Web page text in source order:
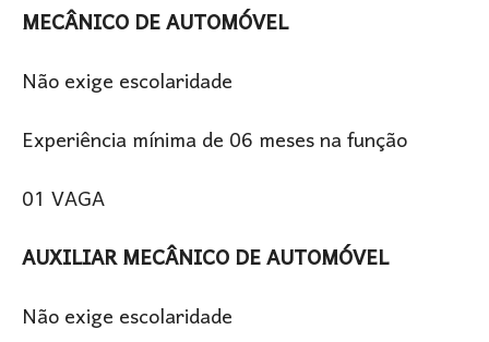
MECÂNICO DE AUTOMÓVEL
Não exige escolaridade
Experiência mínima de 06 meses na função
01 VAGA
AUXILIAR MECÂNICO DE AUTOMÓVEL
Não exige escolaridade